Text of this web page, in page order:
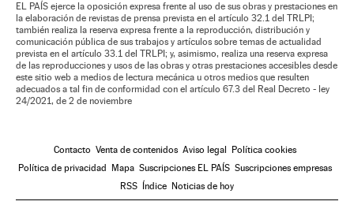
EL PAÍS ejerce la oposición expresa frente al uso de sus obras y prestaciones en
la elaboración de revistas de prensa prevista en el artículo 32.1 del TRLPI;
también realiza la reserva expresa frente a la reproducción, distribución y
comunicación pública de sus trabajos y artículos sobre temas de actualidad
prevista en el artículo 33.1 del TRLPI; y, asimismo, realiza una reserva expresa
de las reproducciones y usos de las obras y otras prestaciones accesibles desde
este sitio web a medios de lectura mecánica u otros medios que resulten
adecuados a tal fin de conformidad con el artículo 67.3 del Real Decreto - ley
24/2021, de 2 de noviembre
Contacto Venta de contenidos Aviso legal
Política cookies
Política de privacidad
Mapa Suscripciones EL PAÍS Suscripciones empresas
RSS
Índice Noticias de hoy